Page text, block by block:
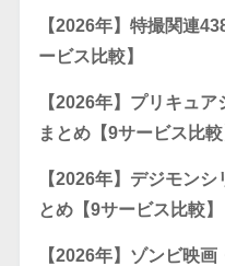
【2026年】特撮関連
ービス比較】
【2026年】プリキュ
まとめ【9サービス比較
【2026年】デジモン
とめ【9サービス比較】
【2026年】ゾンビ映